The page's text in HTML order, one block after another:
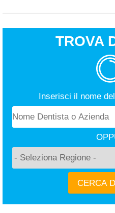
TROVA
Inserisci il nome